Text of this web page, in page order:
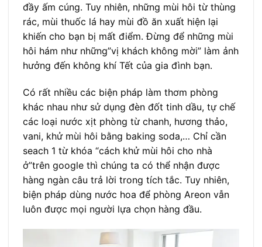
đầy ấm cúng. Tuy nhiên, những mùi hôi từ thùng
rác, mùi thuốc lá hay mùi đồ ăn xuất hiện lại
khiến cho bạn bị mất điểm. Đừng để những mùi
hôi hám như những”vị khách không mời” làm ảnh
hưởng đến không khí Tết của gia đình bạn.
Có rất nhiều các biện pháp làm thơm phòng
khác nhau như sử dụng đèn đốt tinh dầu, tự chế
các loại nước xịt phòng từ chanh, hương thảo,
vani, khử mùi hôi bằng baking soda,… Chỉ cần
seach 1 từ khóa “cách khử mùi hôi cho nhà
ở”trên google thì chúng ta có thể nhận được
hàng ngàn câu trả lời trong tích tắc. Tuy nhiên,
biện pháp dùng nước hoa để phòng Areon vẫn
luôn được mọi người lựa chọn hàng đầu.